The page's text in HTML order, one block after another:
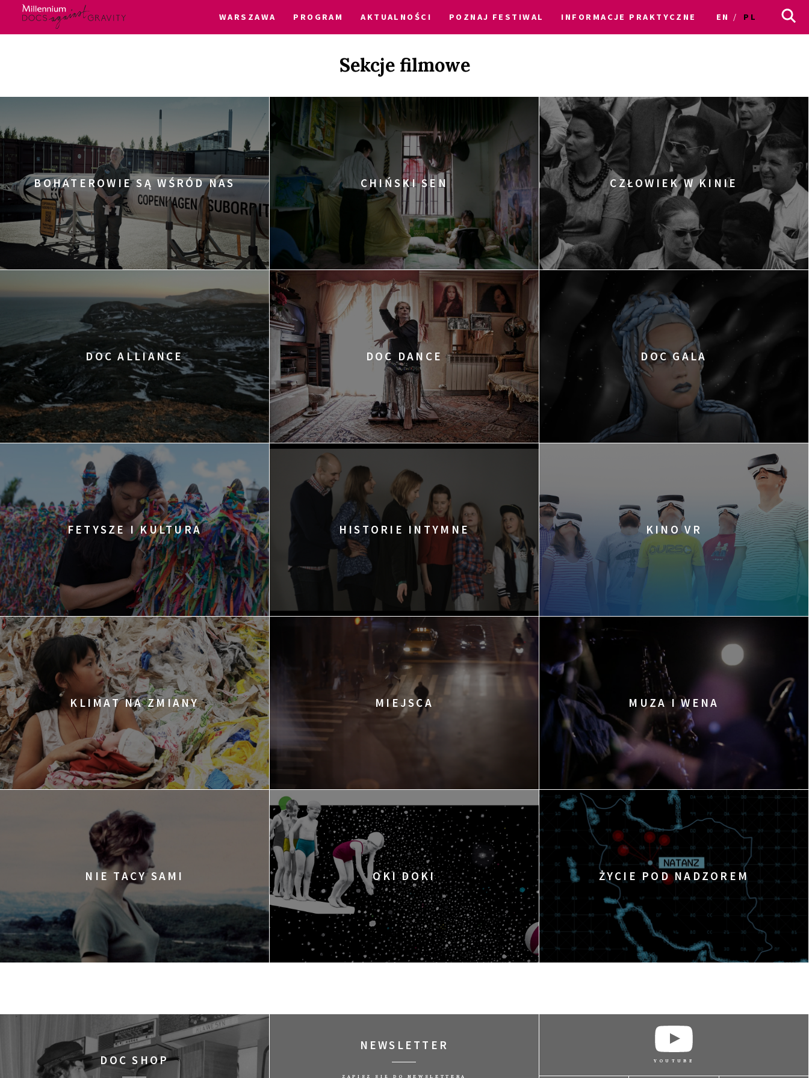
WARSZAWA PROGRAM AKTUALNOŚCI POZNAJ FESTIWAL INFORMACJE PRAKTYCZNE EN PL
Sekcje filmowe
BOHATEROWIE SĄ WŚRÓD NAS CHIŃSKI SEN CZŁOWIEK W KINIE
DOC ALLIANCE DOC DANCE DOC GALA
FETYSZE I KULTURA HISTORIE INTYMNE KINO VR
KLIMAT NA ZMIANY MIEJSCA MUZA I WENA
NIE TACY SAMI OKI DOKI ŻYCIE POD NADZOREM
DOC SHOP
NEWSLETTER
ZAPISZ SIĘ DO NEWSLETTERA
YOUTUBE